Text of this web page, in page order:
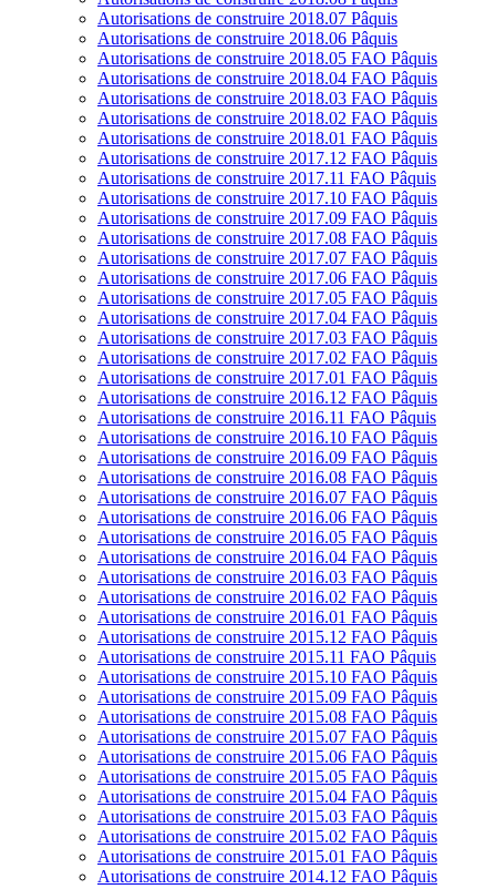
Autorisations de construire 2018.07 Pâquis
Autorisations de construire 2018.06 Pâquis
Autorisations de construire 2018.05 FAO Pâquis
Autorisations de construire 2018.04 FAO Pâquis
Autorisations de construire 2018.03 FAO Pâquis
Autorisations de construire 2018.02 FAO Pâquis
Autorisations de construire 2018.01 FAO Pâquis
Autorisations de construire 2017.12 FAO Pâquis
Autorisations de construire 2017.11 FAO Pâquis
Autorisations de construire 2017.10 FAO Pâquis
Autorisations de construire 2017.09 FAO Pâquis
Autorisations de construire 2017.08 FAO Pâquis
Autorisations de construire 2017.07 FAO Pâquis
Autorisations de construire 2017.06 FAO Pâquis
Autorisations de construire 2017.05 FAO Pâquis
Autorisations de construire 2017.04 FAO Pâquis
Autorisations de construire 2017.03 FAO Pâquis
Autorisations de construire 2017.02 FAO Pâquis
Autorisations de construire 2017.01 FAO Pâquis
Autorisations de construire 2016.12 FAO Pâquis
Autorisations de construire 2016.11 FAO Pâquis
Autorisations de construire 2016.10 FAO Pâquis
Autorisations de construire 2016.09 FAO Pâquis
Autorisations de construire 2016.08 FAO Pâquis
Autorisations de construire 2016.07 FAO Pâquis
Autorisations de construire 2016.06 FAO Pâquis
Autorisations de construire 2016.05 FAO Pâquis
Autorisations de construire 2016.04 FAO Pâquis
Autorisations de construire 2016.03 FAO Pâquis
Autorisations de construire 2016.02 FAO Pâquis
Autorisations de construire 2016.01 FAO Pâquis
Autorisations de construire 2015.12 FAO Pâquis
Autorisations de construire 2015.11 FAO Pâquis
Autorisations de construire 2015.10 FAO Pâquis
Autorisations de construire 2015.09 FAO Pâquis
Autorisations de construire 2015.08 FAO Pâquis
Autorisations de construire 2015.07 FAO Pâquis
Autorisations de construire 2015.06 FAO Pâquis
Autorisations de construire 2015.05 FAO Pâquis
Autorisations de construire 2015.04 FAO Pâquis
Autorisations de construire 2015.03 FAO Pâquis
Autorisations de construire 2015.02 FAO Pâquis
Autorisations de construire 2015.01 FAO Pâquis
Autorisations de construire 2014.12 FAO Pâquis